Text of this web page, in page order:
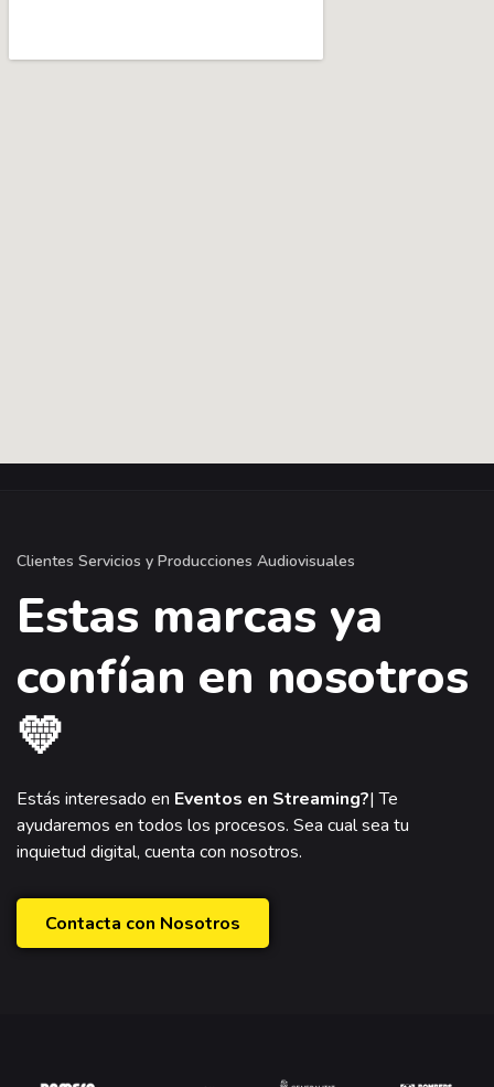
Clientes Servicios y Producciones Audiovisuales
Estas marcas ya
confían en nosotros
💛
Estás interesado en Eventos en S|Te ayudaremos en
todos los procesos. Sea cual sea tu inquietud digital, cuenta
con nosotros.
Contacta con Nosotros